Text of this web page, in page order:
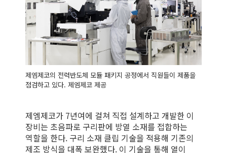
제엠제코의 전력반도체 모듈 패키지 공정에서 직원들이 제품을
점검하고 있다. 제엠제코 제공
제엠제코가 7년여에 걸쳐 직접 설계하고 개발한 이
장비는 초음파로 구리판에 방열 소재를 접합하는
역할을 한다. 구리 소재 클립 기술을 적용해 기존의
제조 방식을 대폭 보완했다. 이 기술을 통해 열이